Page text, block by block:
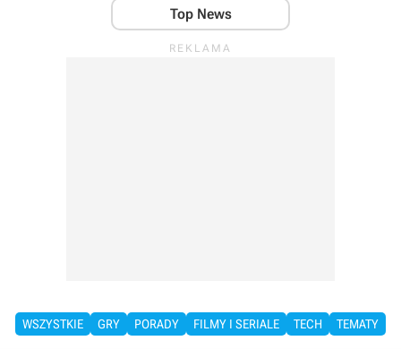
Top News
WSZYSTKIE GRY PORADY FILMY I SERIALE TECH TEMATY